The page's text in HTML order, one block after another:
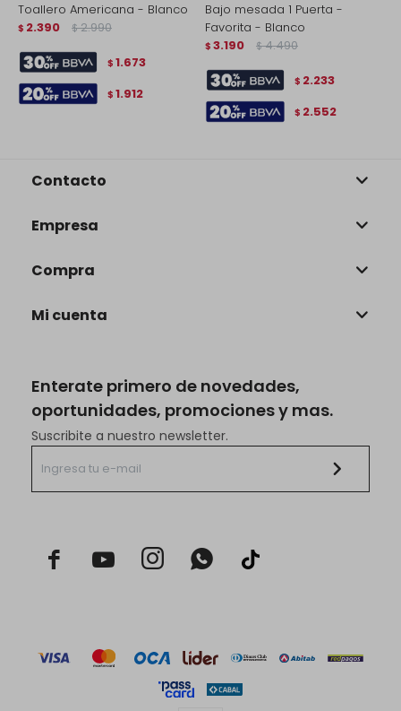
Toallero Americana - Blanco
$ 2.390 $ 2.990
$ 1.673
$ 1.912
Bajo mesada 1 Puerta -
Favorita - Blanco
$ 3.190 $ 4.490
$ 2.233
$ 2.552
Enterate primero de novedades,
oportunidades, promociones y mas.
Suscribite a nuestro newsletter.
  
Contacto
Empresa
Compra
Mi cuenta